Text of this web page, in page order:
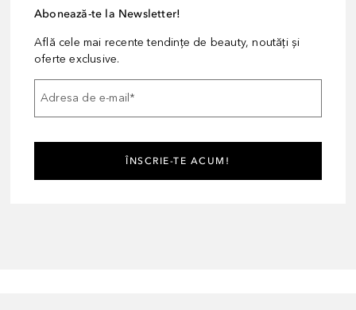
Abonează-te la Newsletter!
Află cele mai recente tendințe de beauty, noutăți și
oferte exclusive.
Adresa de e-mail *
ÎNSCRIE-TE ACUM!